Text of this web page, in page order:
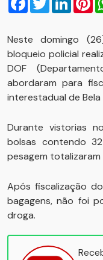
Neste domingo
bloqueio policial
DOF
abordaram para
interestadual de Bela
Durante vistorias
bolsas contendo
pesagem totalizaram
Após fiscalização
bagagens, não foi
droga.